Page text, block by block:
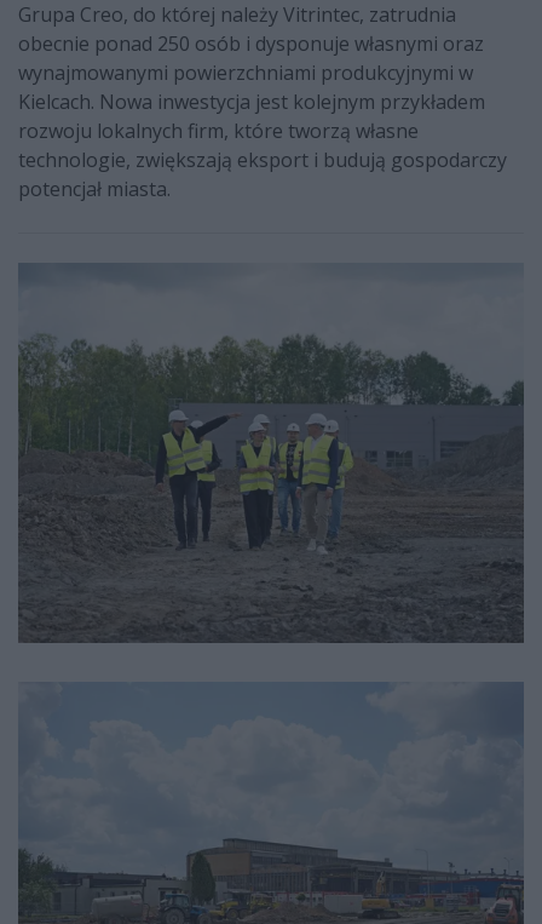
Grupa Creo, do której należy Vitrintec, zatrudnia
obecnie ponad 250 osób i dysponuje własnymi oraz
wynajmowanymi powierzchniami produkcyjnymi w
Kielcach. Nowa inwestycja jest kolejnym przykładem
rozwoju lokalnych firm, które tworzą własne
technologie, zwiększają eksport i budują gospodarczy
potencjał miasta.